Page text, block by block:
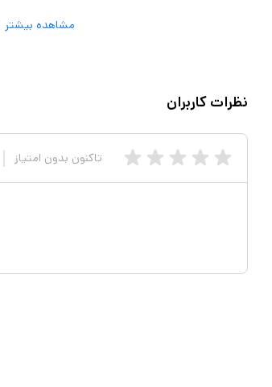
مشاهده بیشتر
نظرات کاربران
تاکنون بدون امتیاز